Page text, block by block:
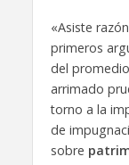
«Asiste
primeros
del
arrimado
torno a la
de
sobre